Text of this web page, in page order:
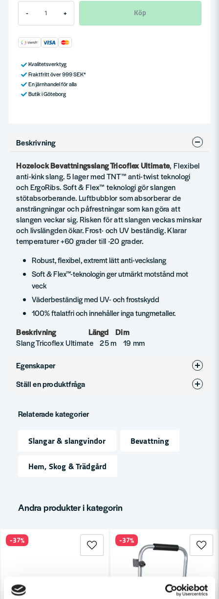
- + Köp
Kvalitetsverktyg
Fraktfritt över 999 SEK*
En järnhandel för alla
Butik i Göteborg
Beskrivning
Hozelock Bevattningsslang Tricoflex Ultimate, Flexibel
anti-kink slang. 5 lager med TNT™ anti-twist teknologi
och ErgoRibs. Soft & Flex™ teknologi gör slangen
stötabsorberande. Luftbubblor som absorberar de
ansträngningar och påfrestningar som kan göra att
slangen veckar sig. Risken för att slangen veckas minskar
och livslängden ökar. Frost- och UV beständig. Klarar
temperaturer +60 grader till -20 grader.
Robust, flexibel, extremt lätt anti-veckslang
Soft & Flex™-teknologin ger utmärkt motstånd mot
veck
Väderbeständig med UV- och frostskydd
100% ftalatfri och innehåller inga tungmetaller.
Beskrivning Längd Dim
Slang Tricoflex Ultimate 25 m 19 mm
Egenskaper
Produkttyp
Ställ en produktfråga
Fråga oss något om denna produkten...
Namn
Ja, ni får publicera min fråga
Relaterade kategorier
Slangar & slangvindor
Bevattning
Hem, Skog & Trädgård
Andra produkter i kategorin
-37% -37%